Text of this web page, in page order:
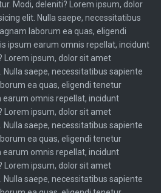
Modi, deleniti? Lorem ipsum, dolor
elit. Nulla saepe, necessitatibus
laborum ea quas, eligendi
ipsum earum omnis repellat, incidunt
Lorem ipsum, dolor sit amet
saepe, necessitatibus sapiente
ea quas, eligendi tenetur
omnis repellat, incidunt
Lorem ipsum, dolor sit amet
saepe, necessitatibus sapiente
ea quas, eligendi tenetur
omnis repellat, incidunt
Lorem ipsum, dolor sit amet
saepe, necessitatibus sapiente